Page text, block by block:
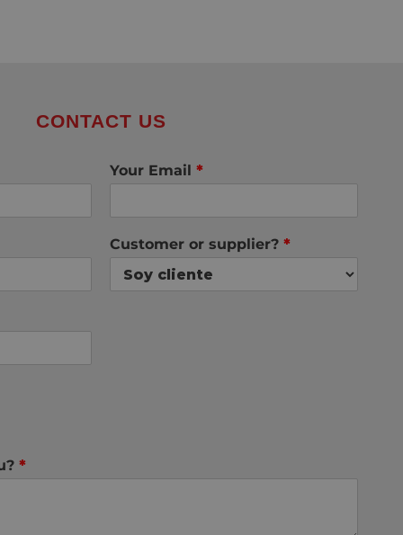
CONTACT US
Your Email *
Customer or supplier? *
*